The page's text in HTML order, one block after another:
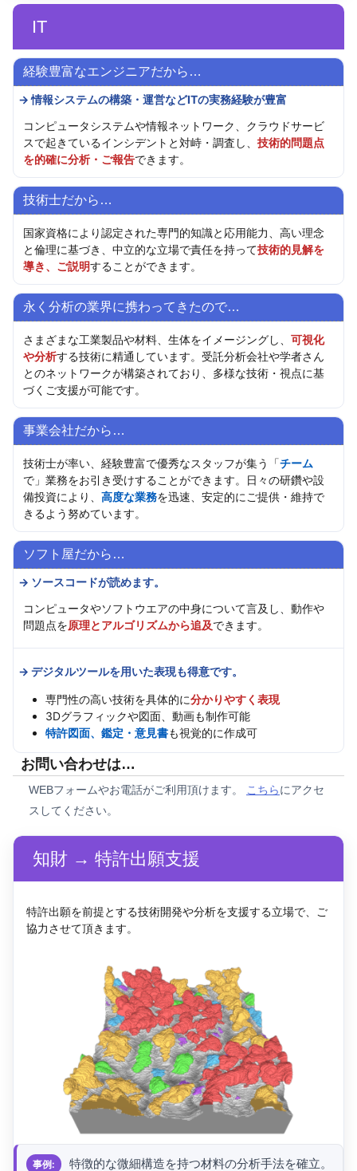
IT
経験豊富なエンジニアだから…
→ 情報システムの構築・運営などITの実務経験が豊富
コンピュータシステムや情報ネットワーク、クラウドサービ
スで起きているインシデントと対峙・調査し、 技術的問題点
を的確に分析・ご報告できます。
技術士だから…
国家資格により認定された専門的知識と応用能力、高い理念
と倫理に基づき、中立的な立場で責任を持って技術的見解を
導き、ご説明することができます。
永く分析の業界に携わってきたので…
さまざまな工業製品や材料、生体をイメージングし、 可視化
や分析する技術に精通しています。受託分析会社や学者さん
とのネットワークが構築されており、多様な技術・視点に基
づくご支援が可能です。
事業会社だから…
技術士が率い、経験豊富で優秀なスタッフが集う「チーム
で」業務をお引き受けすることができます。日々の研鑽や設
備投資により、 高度な業務を迅速、安定的にご提供・維持で
きるよう努めています。
ソフト屋だから…
→ ソースコードが読めます。
コンピュータやソフトウエアの中身について言及し、動作や
問題点を原理とアルゴリズムから追及できます。
→ デジタルツールを用いた表現も得意です。
専門性の高い技術を具体的に分かりやすく表現
3Dグラフィックや図面、動画も制作可能
特許図面、鑑定・意見書も視覚的に作成可
お問い合わせは…
WEBフォームやお電話がご利用頂けます。 こちらにアクセ
スしてください。
知財 → 特許出願支援
特許出願を前提とする技術開発や分析を支援する立場で、ご
協力させて頂きます。
事例: 特徴的な微細構造を持つ材料の分析手法を確立。